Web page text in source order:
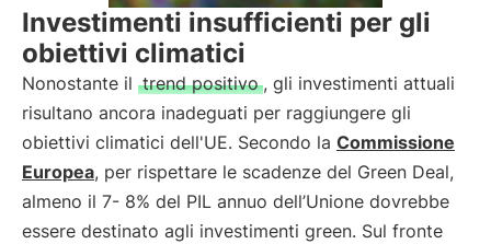
Investimenti insufficienti per gli
obiettivi climatici
Nonostante il trend positivo , gli investimenti attuali
risultano ancora inadeguati per raggiungere gli
obiettivi climatici dell'UE. Secondo la Commissione
Europea, per rispettare le scadenze del Green Deal,
almeno il 7- 8% del PIL annuo dell’Unione dovrebbe
essere destinato agli investimenti green. Sul fronte